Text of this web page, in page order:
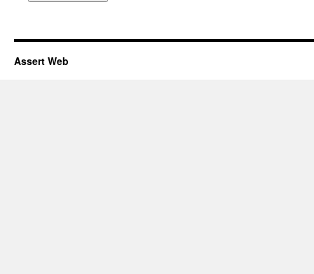
Assert Web